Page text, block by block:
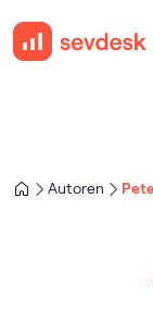
Autoren